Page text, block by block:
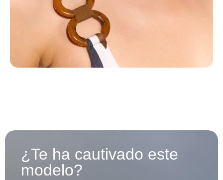
¿Te ha cautivado este
modelo?